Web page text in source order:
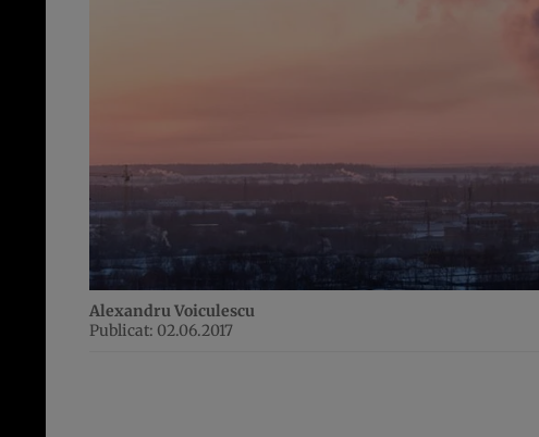
Alexandru Voiculescu
Publicat: 02.06.2017